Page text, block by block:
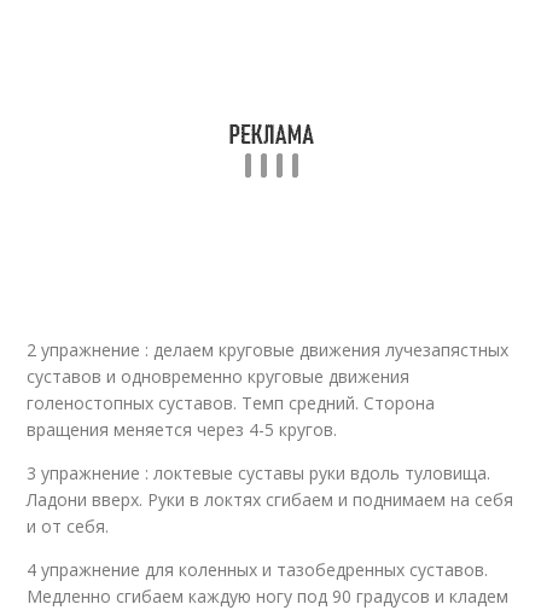
2 упражнение : делаем круговые движения лучезапястных
суставов и одновременно круговые движения
голеностопных суставов. Темп средний. Сторона
вращения меняется через 4-5 кругов.
3 упражнение : локтевые суставы руки вдоль туловища.
Ладони вверх. Руки в локтях сгибаем и поднимаем на себя
и от себя.
4 упражнение для коленных и тазобедренных суставов.
Медленно сгибаем каждую ногу под 90 градусов и кладем